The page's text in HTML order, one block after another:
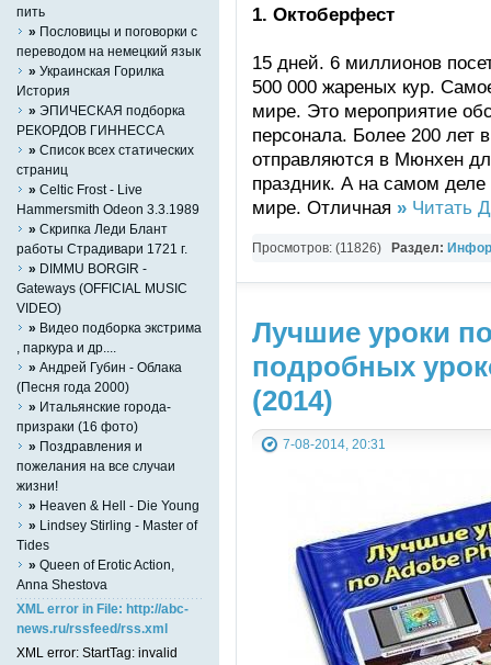
1. Октоберфест
15 дней. 6 миллионов
500 000 жареных кур.
мире. Это мероприятие
персонала. Более 200 лет
отправляются в Мюнхен
праздник. А на самом
мире. Отличная » Читать
Просмотров: (11826) Раздел:
Лучшие уроки
подробных
(2014)
7-08-2014, 20:31
пить
» Пословицы и поговорки с
переводом на немецкий язык
» Украинская Горилка
История
» ЭПИЧЕСКАЯ подборка
РЕКОРДОВ ГИННЕССА
» Список всех статических
страниц
» Celtic Frost - Live
Hammersmith Odeon 3.3.1989
» Скрипка Леди Блант
работы Страдивари 1721 г.
» DIMMU BORGIR -
Gateways (OFFICIAL MUSIC
VIDEO)
» Видео подборка экстрима
, паркура и др....
» Андрей Губин - Облака
(Песня года 2000)
» Итальянские города-
призраки (16 фото)
» Поздравления и
пожелания на все случаи
жизни!
» Heaven & Hell - Die Young
» Lindsey Stirling - Master of
Tides
» Queen of Erotic Action,
Аnna Shestova
XML error in File: http://abc-
news.ru/rssfeed/rss.xml
XML error: StartTag: invalid